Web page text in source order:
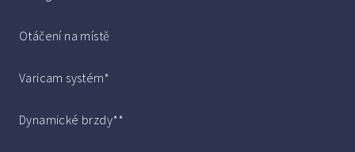
Otáčení na místě
Varicam systém*
Dynamické brzdy**